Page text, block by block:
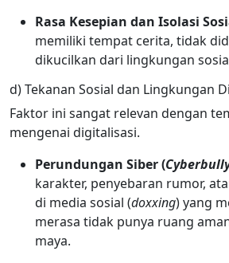
Rasa Kesepian dan Isolasi
memiliki tempat cerita, tidak
dikucilkan dari lingkungan
d) Tekanan Sosial dan Lingkungan
Faktor ini sangat relevan dengan
mengenai digitalisasi.
Perundungan Siber (
karakter, penyebaran rumor,
di media sosial (doxxing) yang
merasa tidak punya ruang
maya.